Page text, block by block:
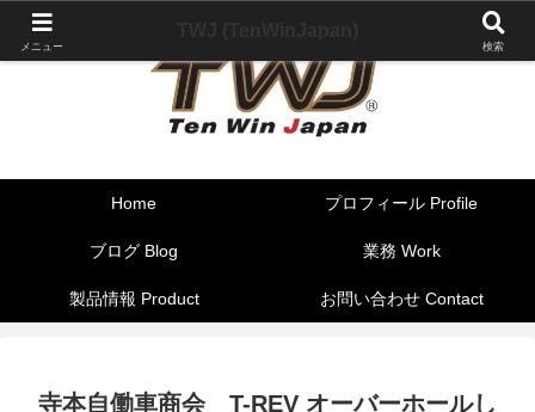
Home プロフィール Profile
ブログ Blog 業務 Work
製品情報 Product お問い合わせ Contact
寺本自働車商会 T-REV オーバーホールし
メニュー 検索